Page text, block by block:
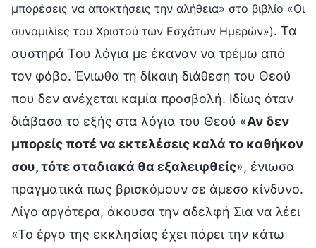
μπορέσεις να αποκτήσεις την αλήθεια» στο βιβλίο «Οι
συνομιλίες του Χριστού των Εσχάτων Ημερών»). Τα
αυστηρά Του λόγια με έκαναν να τρέμω από
τον φόβο. Ένιωθα τη δίκαιη διάθεση του Θεού
που δεν ανέχεται καμία προσβολή. Ιδίως όταν
διάβασα το εξής στα λόγια του Θεού «Αν δεν
μπορείς ποτέ να εκτελέσεις καλά το καθήκον
σου, τότε σταδιακά θα εξαλειφθείς», ένιωσα
πραγματικά πως βρισκόμουν σε άμεσο κίνδυνο.
Λίγο αργότερα, άκουσα την αδελφή Σια να λέει
«Το έργο της εκκλησίας έχει πάρει την κάτω